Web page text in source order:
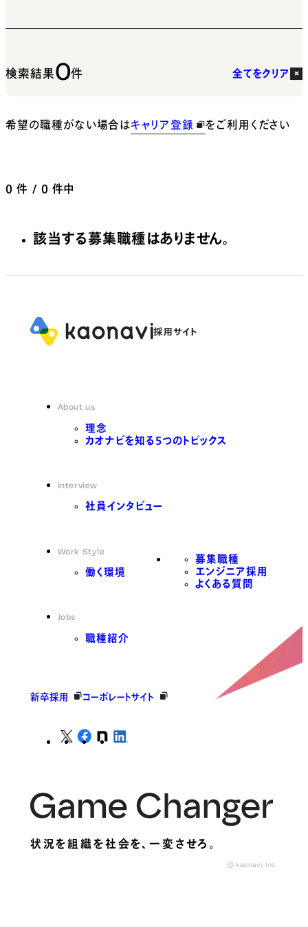
検索結果0件 全てをクリア
希望の職種がない場合はキャリア登録 をご利用ください
0 件 / 0 件中
該当する募集職種はありません。
About us
理念
カオナビを知る5つのトピックス
Interview
社員インタビュー
Work Style
働く環境
Jobs
職種紹介
募集職種
エンジニア採用
よくある質問
新卒採用 コーポレートサイト
状況を組織を社会を、一変させろ。
© kaonavi, Inc